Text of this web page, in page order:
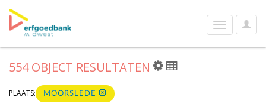
User
Toggle
navigation
554 OBJECT RESULTATEN
PLAATS: MOORSLEDE